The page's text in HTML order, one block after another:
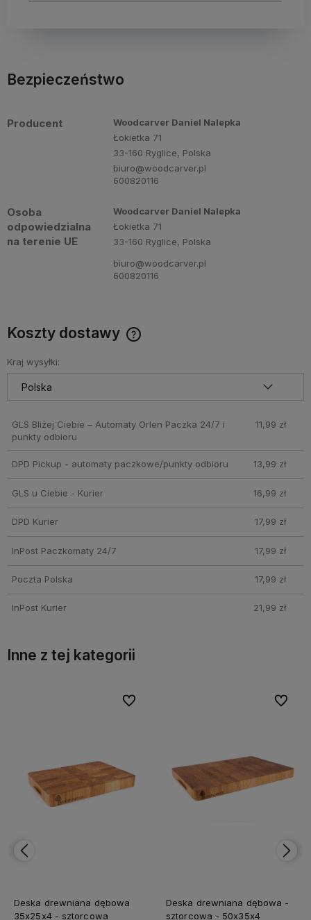
Bezpieczeństwo
Producent
Woodcarver Daniel Nalepka
Łokietka 71
33-160 Ryglice, Polska
biuro@woodcarver.pl
600820116
Osoba
odpowiedzialna
na terenie UE
Woodcarver Daniel Nalepka
Łokietka 71
33-160 Ryglice, Polska
biuro@woodcarver.pl
600820116
Koszty dostawy
Kraj wysyłki:
GLS Bliżej Ciebie – Automaty Orlen Paczka 24/7 i
punkty odbioru
11,99 zł
DPD Pickup - automaty paczkowe/punkty odbioru 13,99 zł
GLS u Ciebie - Kurier 16,99 zł
DPD Kurier 17,99 zł
InPost Paczkomaty 24/7 17,99 zł
Poczta Polska 17,99 zł
InPost Kurier 21,99 zł
Inne z tej kategorii
Deska drewniana dębowa
35x25x4 - sztorcowa
Do ulubionych
Do ulubionych
Deska drewniana dębowa -
sztorcowa - 50x35x4
Do
Do